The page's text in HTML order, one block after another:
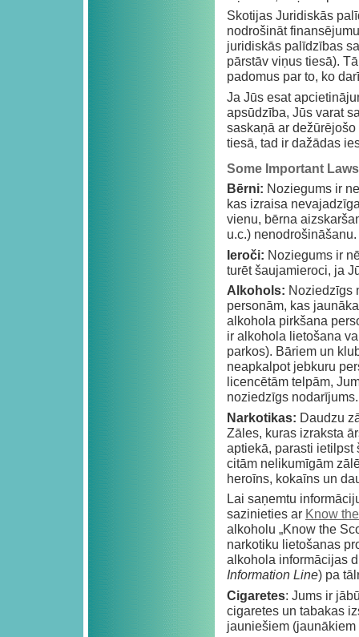
Skotijas Juridiskās
nodrošināt
juridiskās palīdzības
pārstāv viņus tiesā).
padomus par to, ko
Ja Jūs esat
apsūdzība, Jūs varat
saskaņā ar
tiesā, tad ir dažādas
Some Important
Bērni: Noziegums ir
kas izraisa
vienu, bērna
u.c.) nenodrošināšanu.
Ieroči: Noziegums ir
turēt šaujamieroci, ja
Alkohols: Noziedzīgs
personām, kas
alkohola pirkšana
ir alkohola lietošana
parkos). Bāriem un
neapkalpot jebkuru
licencētām telpām,
noziedzīgs nodarījums.
Narkotikas: Daudzu
Zāles, kuras izraksta
aptiekā, parasti ietilpst
citām nelikumīgām
heroīns, kokaīns un
Lai saņemtu
sazinieties ar Know
alkoholu „Know the
narkotiku lietošanas
alkohola informācijas
Information Line) pa
Cigaretes: Jums ir
cigaretes un tabakas
jauniešiem